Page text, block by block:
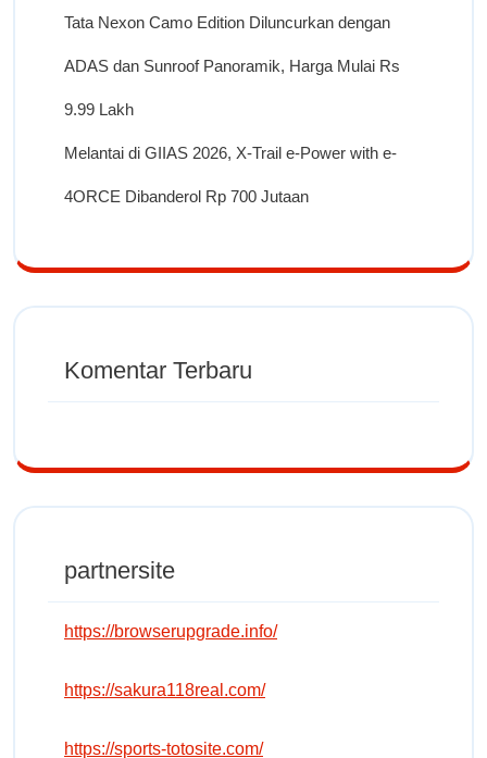
Tata Nexon Camo Edition Diluncurkan dengan
ADAS dan Sunroof Panoramik, Harga Mulai Rs
9.99 Lakh
Melantai di GIIAS 2026, X-Trail e-Power with e-
4ORCE Dibanderol Rp 700 Jutaan
Komentar Terbaru
partnersite
https://browserupgrade.info/
https://sakura118real.com/
https://sports-totosite.com/